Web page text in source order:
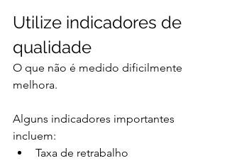
Utilize indicadores de
qualidade
O que não é medido dificilmente
melhora.
Alguns indicadores importantes
incluem:
Taxa de retrabalho